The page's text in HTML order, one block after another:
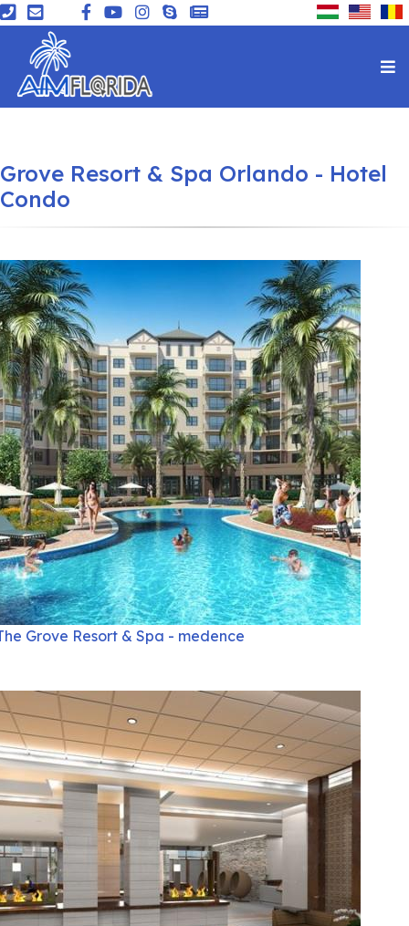
Grove Resort & Spa Orlando - Hotel
Condo
Grove Resort & Spa - medence